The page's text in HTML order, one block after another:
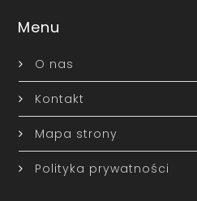
Menu
O nas
Kontakt
Mapa strony
Polityka prywatności